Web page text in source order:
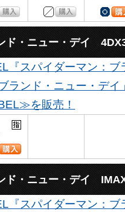
ド・ニュー・デイ
『スパイダーマン：
ランド・ニュー・デ
を販売！
ド・ニュー・デイ
『スパイダーマン：